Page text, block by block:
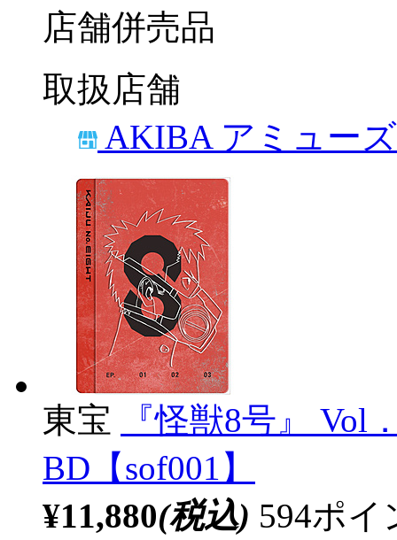
店舗併売品
取扱店舗
AKIBA アミュー
東宝
『怪獣8号』 Vol
BD【sof001】
¥11,880(税込) 594ポ